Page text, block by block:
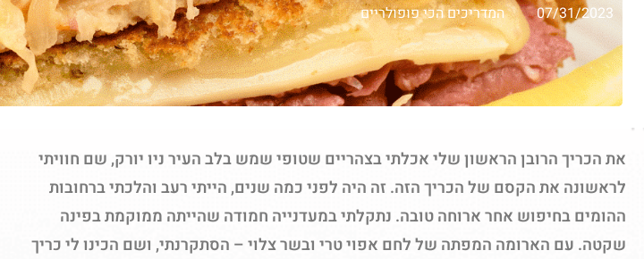
07/31/2023 המדריכים הכי פופולריים
את הכריך הרובן הראשון שלי אכלתי בצהריים שטופי שמש בלב העיר ניו יורק, שם חוויתי
לראשונה את הקסם של הכריך הזה. זה היה לפני כמה שנים, הייתי רעב והלכתי ברחובות
ההומים בחיפוש אחר ארוחה טובה. נתקלתי במעדנייה חמודה שהייתה ממוקמת בפינה
שקטה. עם הארומה המפתה של לחם אפוי טרי ובשר צלוי – הסתקרנתי, ושם הכינו לי כריך